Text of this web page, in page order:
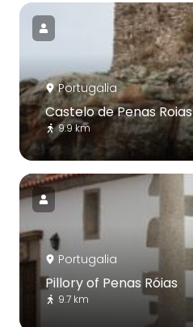
Portugalia
Castelo de Penas Roias
9.9 km
Portugalia
Pillory of Penas Róias
9.7 km